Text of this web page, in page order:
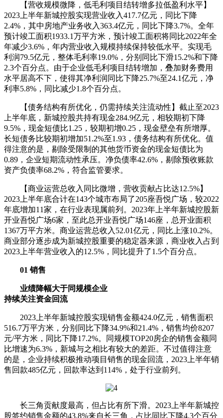
【营收规模微降，低毛利项目结转增多拉低盈利水平】
2023上半年新城控股实现营业收入417.7亿元，同比下降
2.4%，其中房地产业务收入363.4亿元，同比下降3.7%。全年
预计竣工面积1933.1万平方米，预计竣工面积将同比2022年全
年减少3.6%，年内营业收入规模持续保持较低水平。实现毛
利润79.5亿元，整体毛利率19.0%，分别同比下滑15.2%和下降
2.3个百分点。由于企业低毛利项目结转增加，叠加财务费用
水平居高不下，使得其净利润同比下降25.7%至24.1亿元，净
利率5.8%，同比减少1.8个百分点。
【债务结构有所优化，仍需持续关注流动性】截止至2023
上半年底，新城控股共持有现金284.9亿元，相较期初下降
9.5%，现金短债比1.25，较期初增0.25，现金壁垒有所增厚。
长短债务比较期初增加51.2%至1.93，债务结构有所优化。值
得注意的是，剔除受限制的其他货币资金的现金短债比为
0.89，企业短期流动性承压。净负债率42.6%，剔除预收账款
资产负债率68.2%，符合监管要求。
【商业运营总收入同比微增，营收贡献占比达12.5%】
2023上半年底合计在143个城市布局了205座吾悦广场，较2022
年底增加11家，在行业表现属前列。2023年上半年新城控股新
开业吾悦广场6家，至此总开业吾悦广场146座，总开业面积
1367万平方米。商业运营总收入52.01亿元，同比上涨10.2%。
商业部分逐步成为新城控股重要的稳定器来源，商业收入占到
2023上半年营业收入的12.5%，同比提升了1.5个百分点。
01 销售
业绩降幅大于同规模企业
持续关注资金回流
2023上半年新城控股实现销售金额424.0亿元，销售面积
516.7万平方米，分别同比下降34.9%和21.4%，销售均价8207
元/平方米，同比下降17.2%。同规模TOP20房企的销售金额同
比增速为6.3%，新城与之相比有较大的差距。不过值得注意
的是，企业持续积极推动项目销售的现金回流，2023上半年销
售回款485亿元，回款率达到114%，处于行业前列。
长三角贡献度最高，但占比有所下滑。2023上半年新城控
股签约销售金额的43.8%来自长三角，占比同比下降4.3个百分